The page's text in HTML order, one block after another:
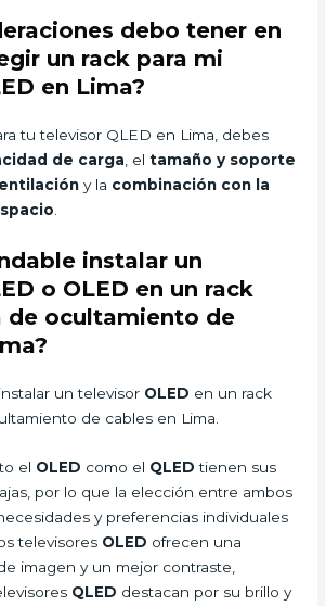
debo tener en
un rack para mi
en Lima?
tu televisor QLED en Lima, debes
de carga , eltamaño y soporte
y la combinación con la
instalar un
o OLED en un rack
de ocultamiento de
un televisor OLED en un rack
de cables en Lima.
el OLED como el QLED tienen sus
por lo que la elección entre ambos
y preferencias individuales
televisores OLED ofrecen una
imagen y un mejor contraste,
QLED destacan por su brillo y